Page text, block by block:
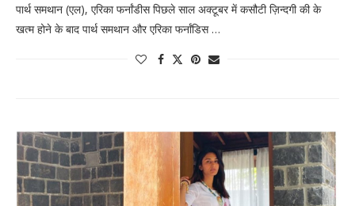
पार्थ समथान (एल), एरिका फर्नांडीस पिछले साल अक्टूबर में कसौटी ज़िन्दगी की के
खत्म होने के बाद पार्थ समथान और एरिका फर्नांडिस …